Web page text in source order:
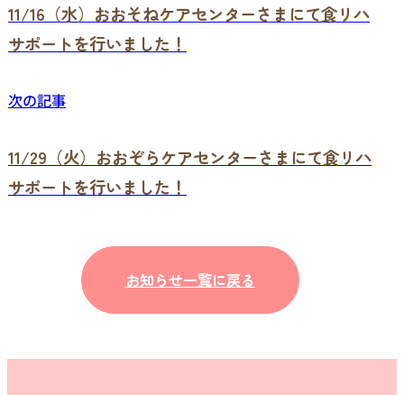
11/16（水）おおそねケアセンターさまにて食リハ
サポートを行いました！
次の記事
11/29（火）おおぞらケアセンターさまにて食リハ
サポートを行いました！
お知らせ一覧に戻る